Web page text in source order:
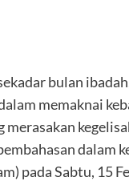
bulan
memaknai
dalam
pada Sabtu, 15